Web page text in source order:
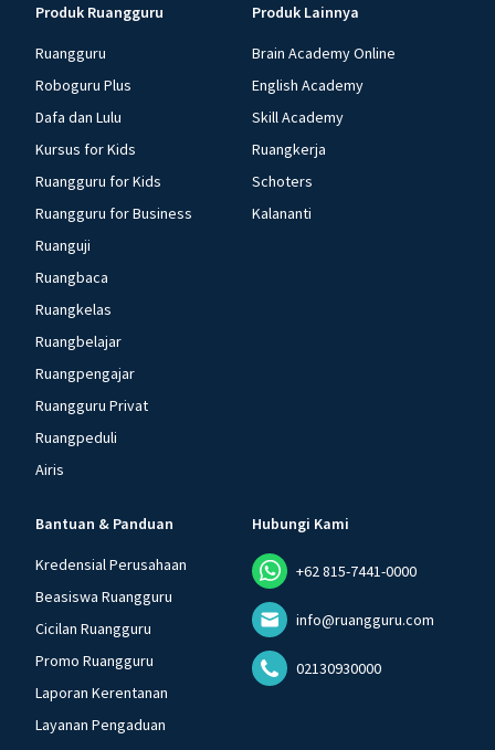
Produk Ruangguru
Ruangguru
Roboguru Plus
Dafa dan Lulu
Kursus for Kids
Ruangguru for Kids
Ruangguru for Business
Ruanguji
Ruangbaca
Ruangkelas
Ruangbelajar
Ruangpengajar
Ruangguru Privat
Ruangpeduli
Airis
Produk Lainnya
Brain Academy Online
English Academy
Skill Academy
Ruangkerja
Schoters
Kalananti
Bantuan & Panduan
Kredensial Perusahaan
Beasiswa Ruangguru
Cicilan Ruangguru
Promo Ruangguru
Laporan Kerentanan
Layanan Pengaduan
Hubungi Kami
+62 815-7441-0000
info@ruangguru.com
02130930000